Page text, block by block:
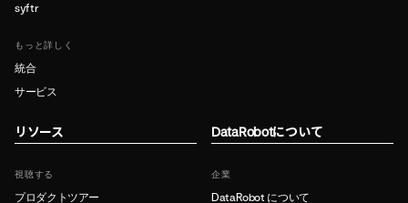
syftr
もっと詳しく
統合
サービス
リソース
視聴する
プロダクトツアー
DataRobotについて
企業
DataRobot について